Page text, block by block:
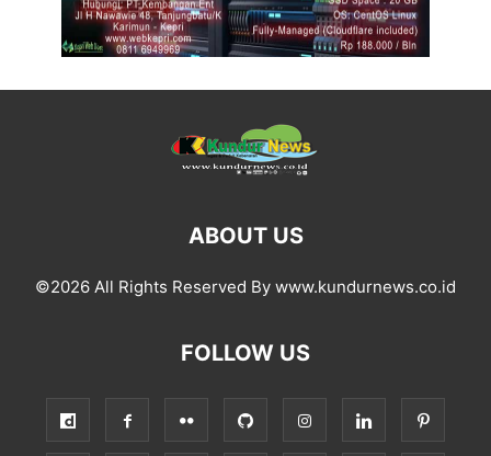
ABOUT US
©2026 All Rights Reserved By www.kundurnews.co.id
FOLLOW US